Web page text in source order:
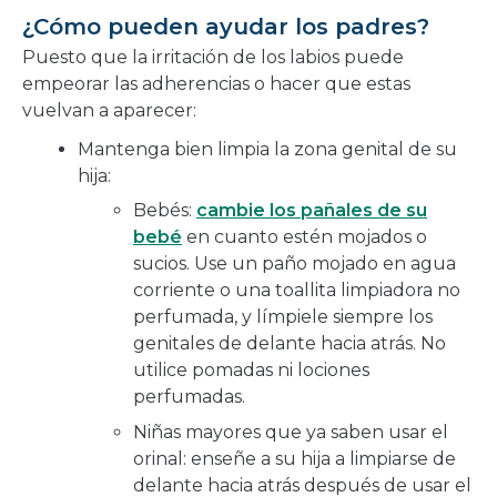
¿Cómo pueden ayudar los padres?
Puesto que la irritación de los labios puede
empeorar las adherencias o hacer que estas
vuelvan a aparecer:
Mantenga bien limpia la zona genital de su
hija:
Bebés: cambie los pañales de su
bebé en cuanto estén mojados o
sucios. Use un paño mojado en agua
corriente o una toallita limpiadora no
perfumada, y límpiele siempre los
genitales de delante hacia atrás. No
utilice pomadas ni lociones
perfumadas.
Niñas mayores que ya saben usar el
orinal: enseñe a su hija a limpiarse de
delante hacia atrás después de usar el